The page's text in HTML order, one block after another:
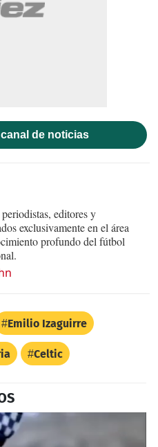
de noticias
editores y
exclusivamente en el área
profundo del fútbol
Emilio Izaguirre
Celtic